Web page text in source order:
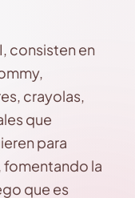
consisten en
crayolas,
que
para
fomentando la
que es